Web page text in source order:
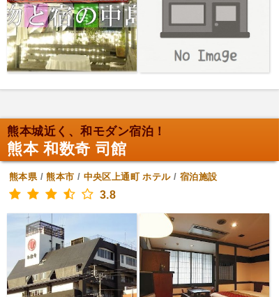
熊本城近く、和モダン宿泊！
熊本 和数奇 司館
熊本県/熊本市 / 中央区上通町 ホテル/ 宿泊施設
3.8